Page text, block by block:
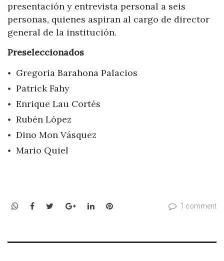
presentación y entrevista personal a seis
personas, quienes aspiran al cargo de director
general de la institución.
Preseleccionados
Gregoria Barahona Palacios
Patrick Fahy
Enrique Lau Cortés
Rubén López
Dino Mon Vásquez
Mario Quiel
WhatsApp
Facebook
TwitterGoogle+LinkedInPinterest 1 comment